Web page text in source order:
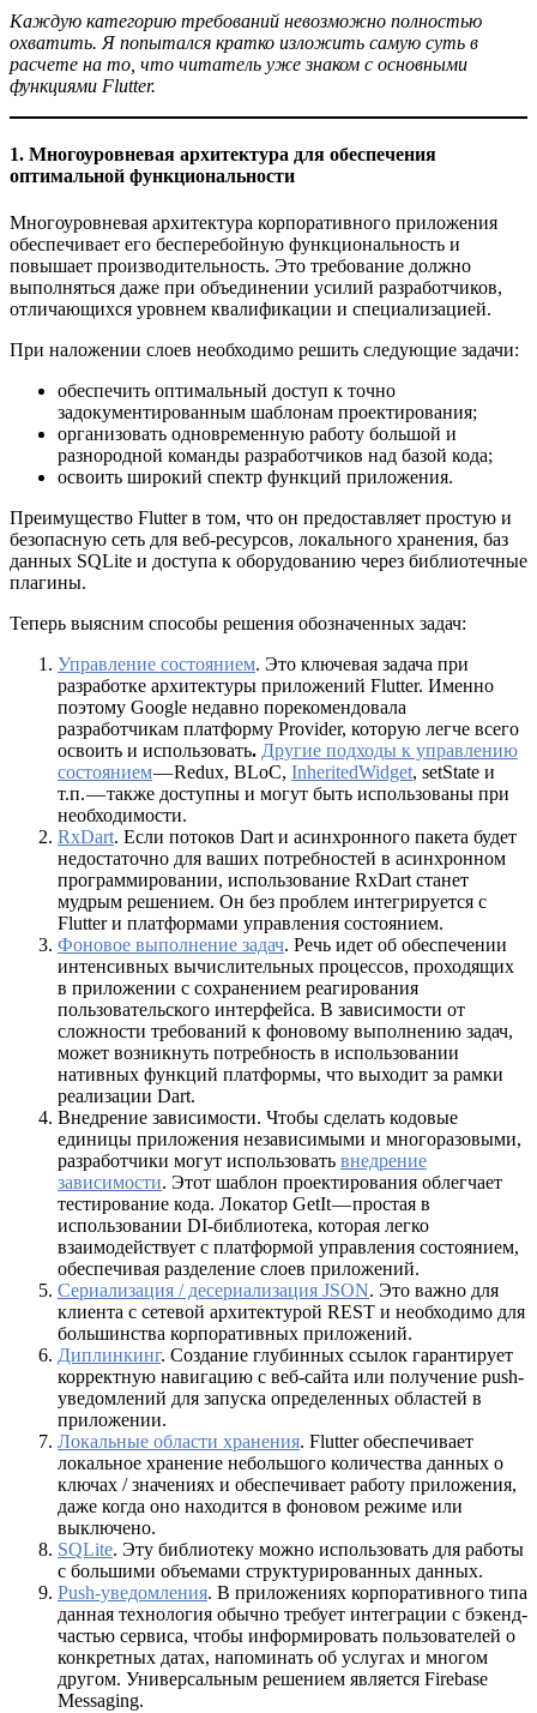
Каждую категорию требований невозможно полностью
охватить. Я попытался кратко изложить самую суть в
расчете на то, что читатель уже знаком с основными
функциями Flutter.
1. Многоуровневая архитектура для обеспечения
оптимальной функциональности
Многоуровневая архитектура корпоративного приложения
обеспечивает его бесперебойную функциональность и
повышает производительность. Это требование должно
выполняться даже при объединении усилий разработчиков,
отличающихся уровнем квалификации и специализацией.
При наложении слоев необходимо решить следующие задачи:
обеспечить оптимальный доступ к точно
задокументированным шаблонам проектирования;
организовать одновременную работу большой и
разнородной команды разработчиков над базой кода;
освоить широкий спектр функций приложения.
Преимущество Flutter в том, что он предоставляет простую и
безопасную сеть для веб-ресурсов, локального хранения, баз
данных SQLite и доступа к оборудованию через библиотечные
плагины.
Теперь выясним способы решения обозначенных задач:
Управление состоянием. Это ключевая задача при
разработке архитектуры приложений Flutter. Именно
поэтому Google недавно порекомендовала
разработчикам платформу Provider, которую легче всего
освоить и использовать. Другие подходы к управлению
состоянием— Redux, BLoC, InheritedWidget, setState и
т.п. — также доступны и могут быть использованы при
необходимости.
RxDart. Если потоков Dart и асинхронного пакета будет
недостаточно для ваших потребностей в асинхронном
программировании, использование RxDart станет
мудрым решением. Он без проблем интегрируется с
Flutter и платформами управления состоянием.
Фоновое выполнение задач. Речь идет об обеспечении
интенсивных вычислительных процессов, проходящих
в приложении с сохранением реагирования
пользовательского интерфейса. В зависимости от
сложности требований к фоновому выполнению задач,
может возникнуть потребность в использовании
нативных функций платформы, что выходит за рамки
реализации Dart.
Внедрение зависимости. Чтобы сделать кодовые
единицы приложения независимыми и многоразовыми,
разработчики могут использовать внедрение
зависимости. Этот шаблон проектирования облегчает
тестирование кода. Локатор GetIt— простая в
использовании DI-библиотека, которая легко
взаимодействует с платформой управления состоянием,
обеспечивая разделение слоев приложений.
Сериализация / десериализация JSON. Это важно для
клиента с сетевой архитектурой REST и необходимо для
большинства корпоративных приложений.
Диплинкинг. Создание глубинных ссылок гарантирует
корректную навигацию с веб-сайта или получение push-
уведомлений для запуска определенных областей в
приложении.
Локальные области хранения. Flutter обеспечивает
локальное хранение небольшого количества данных о
ключах / значениях и обеспечивает работу приложения,
даже когда оно находится в фоновом режиме или
выключено.
SQLite. Эту библиотеку можно использовать для работы
с большими объемами структурированных данных.
Push-уведомления. В приложениях корпоративного типа
данная технология обычно требует интеграции с бэкенд-
частью сервиса, чтобы информировать пользователей о
конкретных датах, напоминать об услугах и многом
другом. Универсальным решением является Firebase
Messaging.